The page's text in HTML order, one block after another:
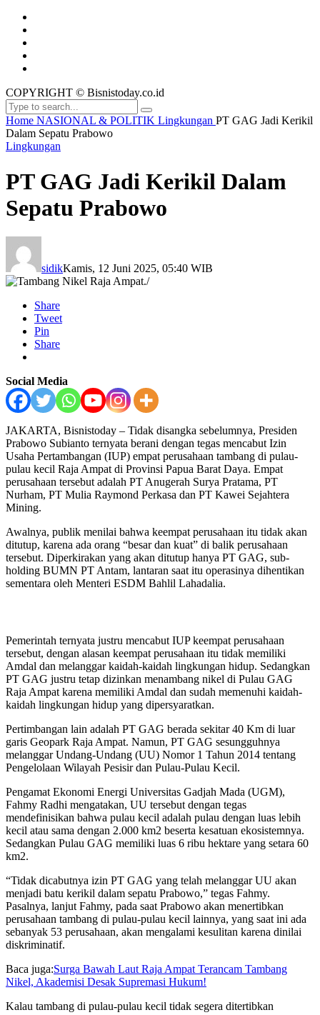
COPYRIGHT © Bisnistoday.co.id
Home NASIONAL & POLITIK Lingkungan PT GAG Jadi Kerikil
Dalam Sepatu Prabowo
Lingkungan
PT GAG Jadi Kerikil Dalam
Sepatu Prabowo
sidikKamis, 12 Juni 2025, 05:40 WIB
Share
Tweet
Pin
Share
Social Media
JAKARTA, Bisnistoday – Tidak disangka sebelumnya, Presiden
Prabowo Subianto ternyata berani dengan tegas mencabut Izin
Usaha Pertambangan (IUP) empat perusahaan tambang di pulau-
pulau kecil Raja Ampat di Provinsi Papua Barat Daya. Empat
perusahaan tersebut adalah PT Anugerah Surya Pratama, PT
Nurham, PT Mulia Raymond Perkasa dan PT Kawei Sejahtera
Mining.
Awalnya, publik menilai bahwa keempat perusahaan itu tidak akan
ditutup, karena ada orang “besar dan kuat” di balik perusahaan
tersebut. Diperkirakan yang akan ditutup hanya PT GAG, sub-
holding BUMN PT Antam, lantaran saat itu operasinya dihentikan
sementara oleh Menteri ESDM Bahlil Lahadalia.
Pemerintah ternyata justru mencabut IUP keempat perusahaan
tersebut, dengan alasan keempat perusahaan itu tidak memiliki
Amdal dan melanggar kaidah-kaidah lingkungan hidup. Sedangkan
PT GAG justru tetap dizinkan menambang nikel di Pulau GAG
Raja Ampat karena memiliki Amdal dan sudah memenuhi kaidah-
kaidah lingkungan hidup yang dipersyaratkan.
Pertimbangan lain adalah PT GAG berada sekitar 40 Km di luar
garis Geopark Raja Ampat. Namun, PT GAG sesungguhnya
melanggar Undang-Undang (UU) Nomor 1 Tahun 2014 tentang
Pengelolaan Wilayah Pesisir dan Pulau-Pulau Kecil.
Pengamat Ekonomi Energi Universitas Gadjah Mada (UGM),
Fahmy Radhi mengatakan, UU tersebut dengan tegas
mendefinisikan bahwa pulau kecil adalah pulau dengan luas lebih
kecil atau sama dengan 2.000 km2 beserta kesatuan ekosistemnya.
Sedangkan Pulau GAG memiliki luas 6 ribu hektare yang setara 60
km2.
“Tidak dicabutnya izin PT GAG yang telah melanggar UU akan
menjadi batu kerikil dalam sepatu Prabowo,” tegas Fahmy.
Pasalnya, lanjut Fahmy, pada saat Prabowo akan menertibkan
perusahaan tambang di pulau-pulau kecil lainnya, yang saat ini ada
sebanyak 53 perusahaan, akan mengalami kesulitan karena dinilai
diskriminatif.
Baca juga:Surga Bawah Laut Raja Ampat Terancam Tambang
Nikel, Akademisi Desak Supremasi Hukum!
Kalau tambang di pulau-pulau kecil tidak segera ditertibkan